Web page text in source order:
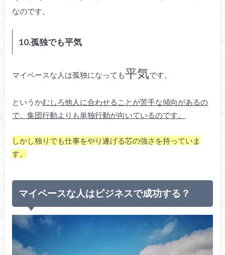
なのです。
10.孤独でも平気
マイペースな人は孤独になっても平気です。
というかむしろ他人に合わせることが苦手な傾向があるの
で、集団行動よりも単独行動が向いているのです。
しかし独りでも仕事をやり遂げる芯の強さを持っていま
す。
マイペースな人はビジネスで成功する？